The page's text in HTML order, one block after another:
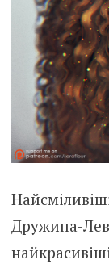
Дружина-Лев